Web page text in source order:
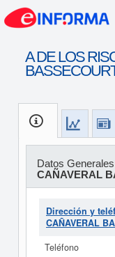
A DE LOS
Datos
CAÑAVERAL
Dirección y
CAÑAVERAL
Teléfono